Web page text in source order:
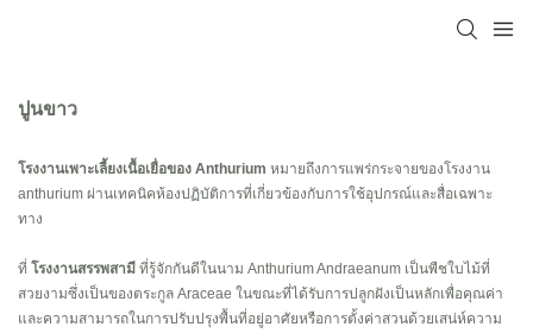
ปูนขาว
โรงงานเพาะเลี้ยงเนื้อเยื่อของ Anthurium หมายถึงการแพร่กระจายของโรงงาน
anthurium ผ่านเทคนิคห้องปฏิบัติการที่เกี่ยวข้องกับการใช้อุปกรณ์และสื่อเฉพาะ
ทาง
ที่ โรงงานสรรพสามี ที่รู้จักกันดีในนาม Anthurium Andraeanum เป็นพืชใบไม้ที่
สวยงามซึ่งเป็นของตระกูล Araceae ในขณะที่ได้รับการปลูกฝังเป็นหลักเพื่อคุณค่า
และความสามารถในการปรับปรุงพื้นที่อยู่อาศัยหรือการตั้งค่าสวนด้วยเสน่ห์ความ